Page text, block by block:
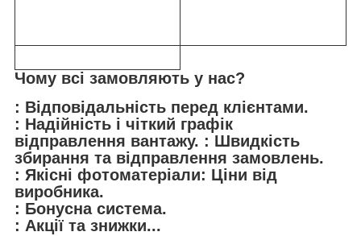
Чому всі замовляють у нас?
: Відповідальність перед клієнтами.
: Надійність і чіткий графік
відправлення вантажу. : Швидкість
збирання та відправлення замовлень.
: Якісні фотоматеріали: Ціни від
виробника.
: Бонусна система.
: Акції та знижки...